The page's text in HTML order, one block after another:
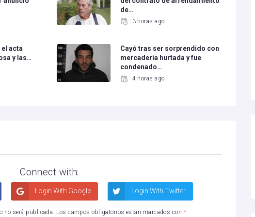
de…
3 horas ago
acta
y las…
Cayó tras ser sorprendido con
mercadería hurtada y fue
condenado…
4 horas ago
Connect with:
Login With Google Login With Twitter
no será publicada. Los campos obligatorios están marcados con *